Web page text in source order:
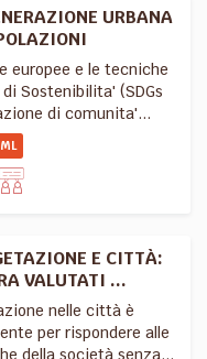
URBANA
europee e le tecniche
Sostenibilita' (SDGs
di comunita'...
E CITTÀ:
VALUTATI ...
nelle città è
per rispondere alle